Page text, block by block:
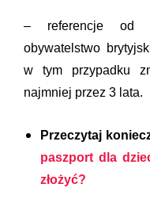
– referencje od
obywatelstwo
w tym przypadku
najmniej przez 3 lata.
Przeczytaj
paszport dla
złożyć?